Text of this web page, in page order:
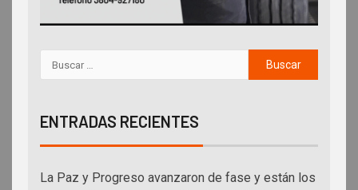
ENTRADAS RECIENTES
La Paz y Progreso avanzaron de fase y están los